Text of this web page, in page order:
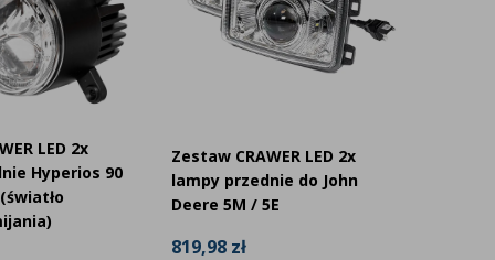
LED 2x
Hyperios 90
Zestaw CRAWER LED 2x
lampy przednie do John
Deere 5M / 5E
819,98 zł